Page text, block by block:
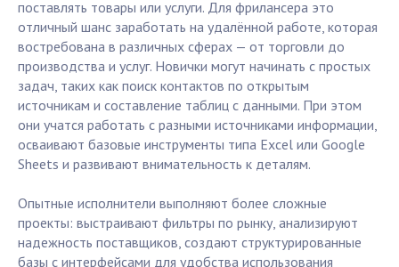
поставлять товары или услуги. Для фрилансера это
отличный шанс заработать на удалённой работе, которая
востребована в различных сферах — от торговли до
производства и услуг. Новички могут начинать с простых
задач, таких как поиск контактов по открытым
источникам и составление таблиц с данными. При этом
они учатся работать с разными источниками информации,
осваивают базовые инструменты типа Excel или Google
Sheets и развивают внимательность к деталям.
Опытные исполнители выполняют более сложные
проекты: выстраивают фильтры по рынку, анализируют
надежность поставщиков, создают структурированные
базы с интерфейсами для удобства использования